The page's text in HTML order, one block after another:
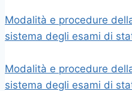
Modalità e procedure
sistema degli esami di
Modalità e procedure
sistema degli esami di